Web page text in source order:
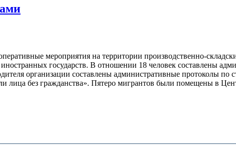
мероприятия на территории производственно-
государств. В отношении 18 человек составлены
организации составлены административные протоколы
лица без гражданства». Пятеро мигрантов были помещены в